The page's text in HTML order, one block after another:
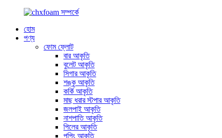
হোম
পণ্য
ফোম ফ্লোট
বার আকৃতি
বুলেট আকৃতি
সিগার আকৃতি
শঙ্কু আকৃতি
কর্কি আকৃতি
মাছ ধরার স্টপার আকৃতি
জলপাই আকৃতি
নাশপাতি আকৃতি
পিলের আকৃতি
পপিং আকৃতি